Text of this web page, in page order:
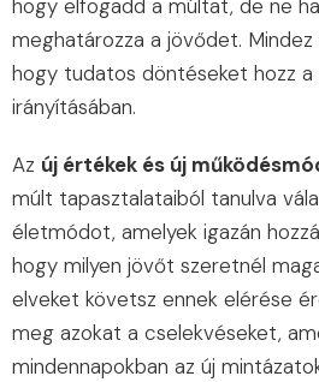
hogy elfogadd a múltat, de ne
meghatározza a jövődet.
hogy tudatos döntéseket hozz
irányításában.
Az új értékek és új
múlt tapasztalataiból tanulva
életmódot, amelyek igazán
hogy milyen jövőt szeretnél
elveket követsz ennek elérése
meg azokat a cselekvéseket,
mindennapokban az új